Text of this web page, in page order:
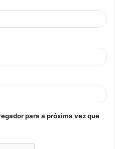
para a próxima vez que